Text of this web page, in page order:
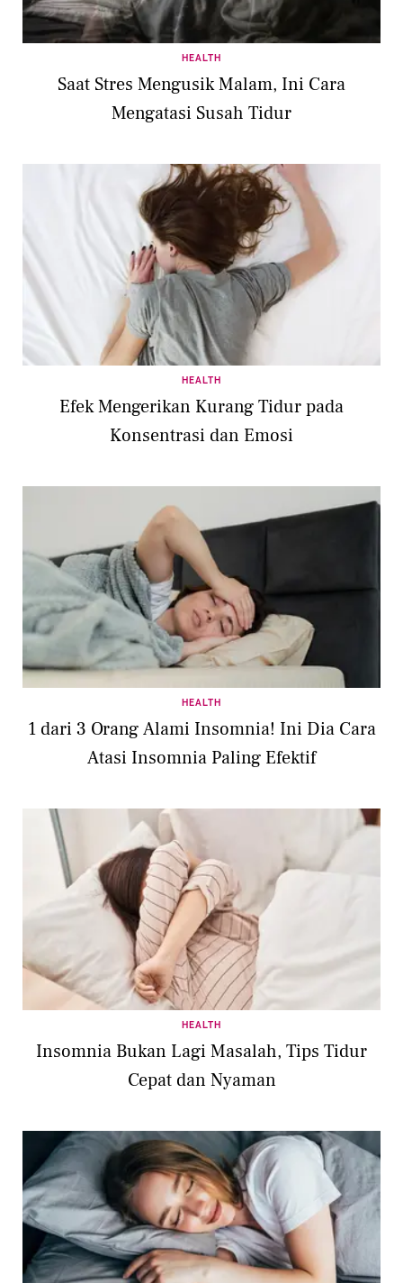
HEALTH
Saat Stres Mengusik Malam, Ini Cara
Mengatasi Susah Tidur
HEALTH
Efek Mengerikan Kurang Tidur pada
Konsentrasi dan Emosi
HEALTH
1 dari 3 Orang Alami Insomnia! Ini Dia Cara
Atasi Insomnia Paling Efektif
HEALTH
Insomnia Bukan Lagi Masalah, Tips Tidur
Cepat dan Nyaman